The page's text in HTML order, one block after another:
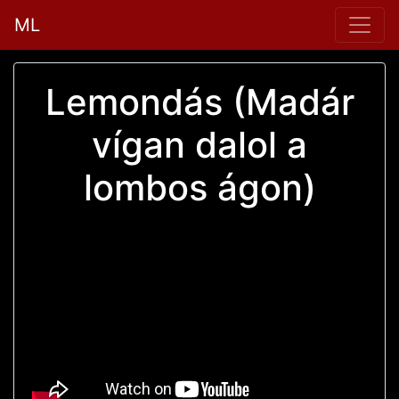
ML
Lemondás (Madár
vígan dalol a
lombos ágon)